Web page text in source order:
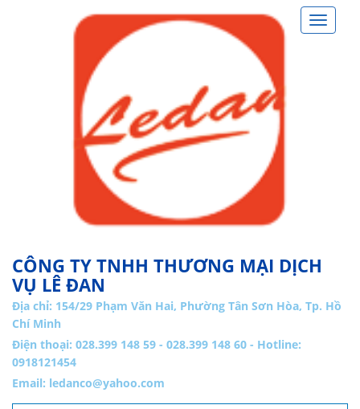
Toggle
CÔNG TY TNHH THƯƠNG MẠI DỊCH
VỤ LÊ ĐAN
Địa chỉ: 154/29 Phạm Văn Hai, Phường Tân Sơn Hòa, Tp. Hồ
Chí Minh
Điện thoại: 028.399 148 59 - 028.399 148 60 - Hotline:
0918121454
Email: ledanco@yahoo.com